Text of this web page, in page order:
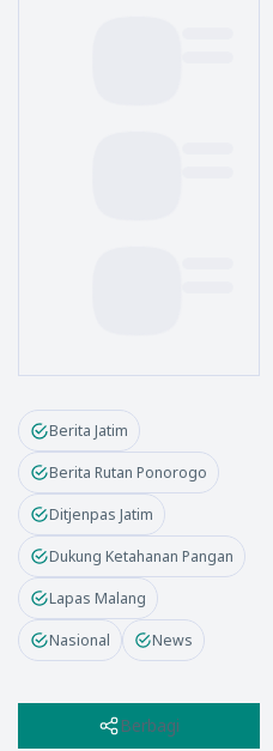
Berita Jatim
Berita Rutan Ponorogo
Ditjenpas Jatim
Dukung Ketahanan Pangan
Lapas Malang
Nasional News
Berbagi